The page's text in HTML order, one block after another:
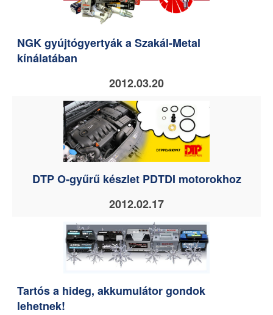
NGK gyújtógyertyák a Szakál-Metal
kínálatában
2012.03.20
DTP O-gyűrű készlet PDTDI motorokhoz
2012.02.17
Tartós a hideg, akkumulátor gondok
lehetnek!